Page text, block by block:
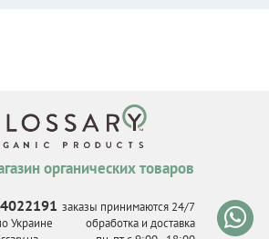
органических товаров
Украине
заказы принимаются 24/7
обработка и доставка